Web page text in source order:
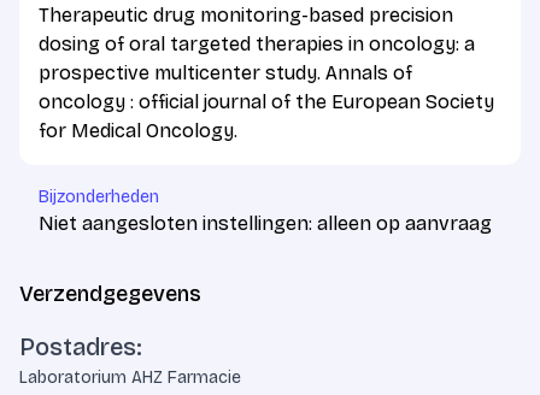
Therapeutic drug monitoring-based precision
dosing of oral targeted therapies in oncology: a
prospective multicenter study. Annals of
oncology : official journal of the European Society
for Medical Oncology.
Bijzonderheden
Niet aangesloten instellingen: alleen op aanvraag
Verzendgegevens
Postadres:
Laboratorium AHZ Farmacie